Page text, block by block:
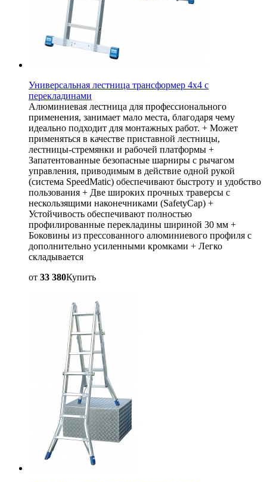
Универсальная лестница трансформер 4х4 с
перекладинами
Алюминиевая лестница для профессионального
применения, занимает мало места, благодаря чему
идеально подходит для монтажных работ. + Может
применяться в качестве приставной лестницы,
лестницы-стремянки и рабочей платформы +
Запатентованные безопасные шарниры с рычагом
управления, приводимым в действие одной рукой
(система SpeedMatic) обеспечивают быстроту и удобство
пользования + Две широких прочных траверсы с
нескользящими наконечниками (SafetyCap) +
Устойчивость обеспечивают полностью
профилированные перекладины шириной 30 мм +
Боковины из прессованного алюминиевого профиля с
дополнительно усиленными кромками + Легко
складывается
от 33 380Купить